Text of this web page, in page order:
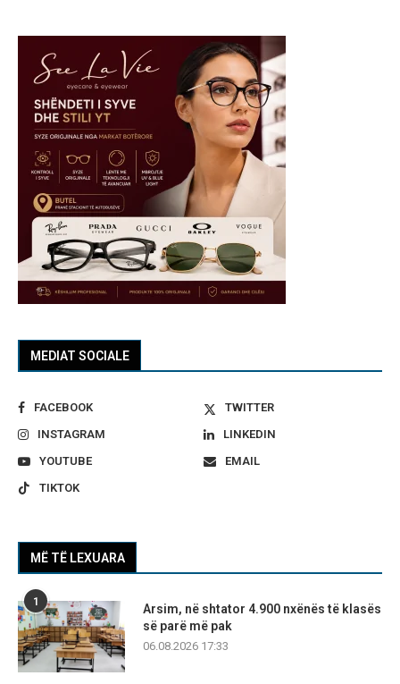
MEDIAT SOCIALE
FACEBOOK
TWITTER
INSTAGRAM
LINKEDIN
YOUTUBE
EMAIL
TIKTOK
MË TË LEXUARA
1
Arsim, në shtator 4.900 nxënës të klasës
së parë më pak
06.08.2026 17:33